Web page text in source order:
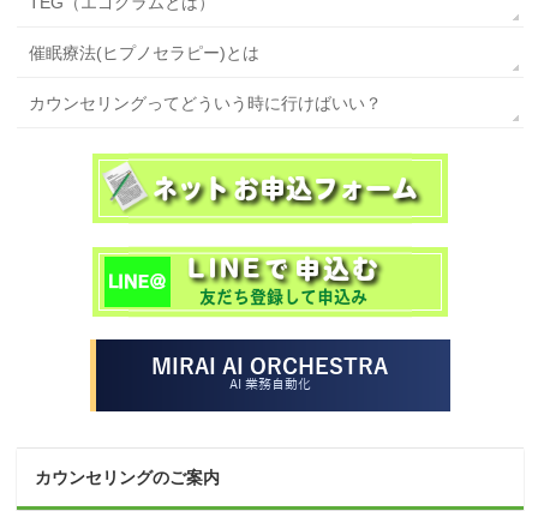
催眠療法(ヒプノセラピー)とは
カウンセリングってどういう時に行けばいい？
カウンセリングのご案内